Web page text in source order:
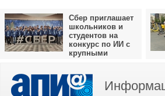
Сбер приглашает
школьников и
студентов на
конкурс по ИИ с
крупными